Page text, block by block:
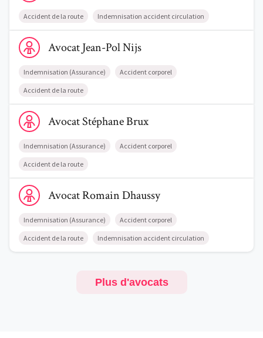
Accident de la route Indemnisation accident circulation
Voir le profil de AvocatJean-Pol Nijs
AvocatJean-PolNijs
Indemnisation (Assurance) Accident corporel
Accident de la route
Voir le profil de AvocatStéphane Brux
AvocatStéphaneBrux
Indemnisation (Assurance) Accident corporel
Accident de la route
Voir le profil de AvocatRomain Dhaussy
AvocatRomainDhaussy
Indemnisation (Assurance) Accident corporel
Accident de la route Indemnisation accident circulation
Plus d'avocats